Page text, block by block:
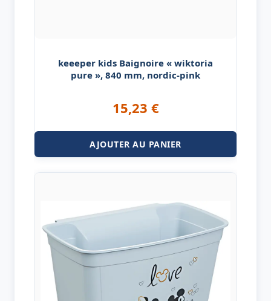
keeeper kids Baignoire « wiktoria
pure », 840 mm, nordic-pink
15,23 €
AJOUTER AU PANIER